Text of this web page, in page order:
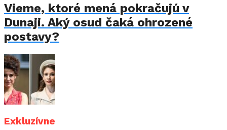
Vieme, ktoré mená pokračujú v
Dunaji. Aký osud čaká ohrozené
postavy?
Exkluzívne